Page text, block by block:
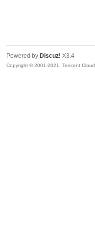
Powered by Discuz! X3.4
Copyright © 2001-2021, Tencent Cloud.